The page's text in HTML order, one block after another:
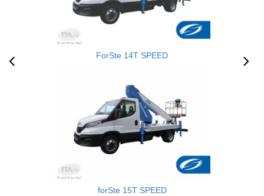
ForSte 14T SPEED
forSte 15T SPEED